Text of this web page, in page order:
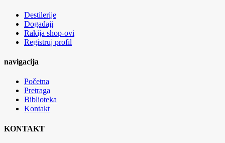
Destilerije
Događaji
Rakija shop-ovi
Registruj profil
navigacija
Početna
Pretraga
Biblioteka
Kontakt
KONTAKT